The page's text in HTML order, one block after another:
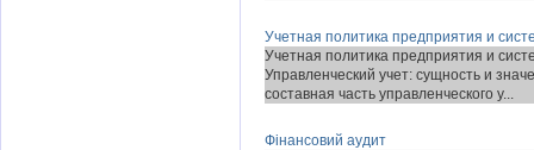
Учетная политика предприятия и
Учетная политика предприятия и
Управленческий учет: сущность и
составная часть управленческого у...
Фінансовий аудит